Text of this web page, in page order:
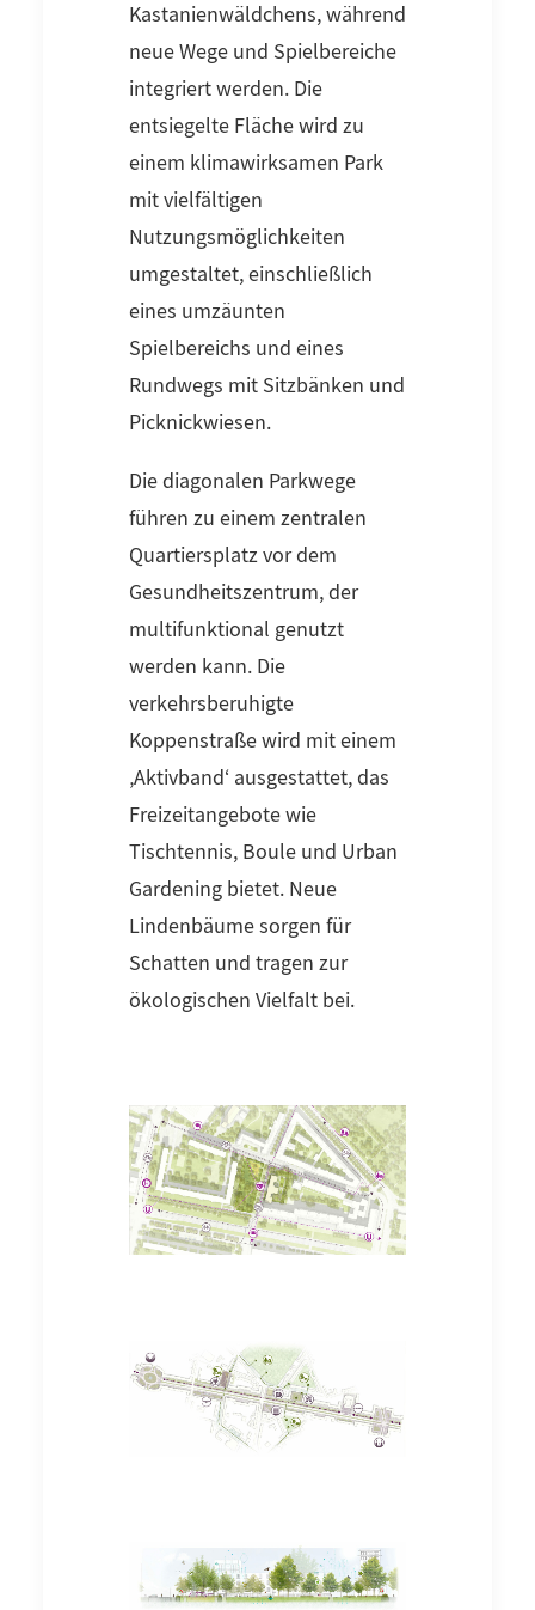
Kastanienwäldchens, während
neue Wege und Spielbereiche
integriert werden. Die
entsiegelte Fläche wird zu
einem klimawirksamen Park
mit vielfältigen
Nutzungsmöglichkeiten
umgestaltet, einschließlich
eines umzäunten
Spielbereichs und eines
Rundwegs mit Sitzbänken und
Picknickwiesen.
Die diagonalen Parkwege
führen zu einem zentralen
Quartiersplatz vor dem
Gesundheitszentrum, der
multifunktional genutzt
werden kann. Die
verkehrsberuhigte
Koppenstraße wird mit einem
‚Aktivband‘ ausgestattet, das
Freizeitangebote wie
Tischtennis, Boule und Urban
Gardening bietet. Neue
Lindenbäume sorgen für
Schatten und tragen zur
ökologischen Vielfalt bei.